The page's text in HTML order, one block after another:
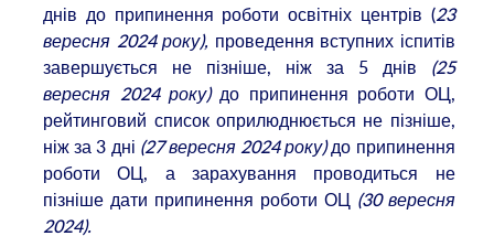
днів до припинення роботи освітніх центрів (23
вересня 2024 року), проведення вступних іспитів
завершується не пізніше, ніж за 5 днів (25
вересня 2024 року)до припинення роботи ОЦ,
рейтинговий список оприлюднюється не пізніше,
ніж за 3 дні (27 вересня 2024 року)до припинення
роботи ОЦ, а зарахування проводиться не
пізніше дати припинення роботи ОЦ (30 вересня
2024).